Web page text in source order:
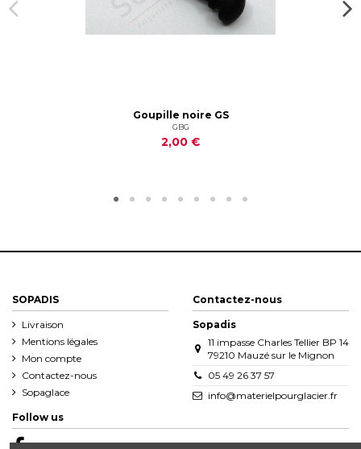
Goupille noire GS
GBG
2,00 €
SOPADIS
Livraison
Mentions légales
Mon compte
Contactez-nous
Sopaglace
Contactez-nous
Sopadis
11 impasse Charles Tellier BP 14
79210 Mauzé sur le Mignon
05 49 26 37 57
info@materielpourglacier.fr
Follow us